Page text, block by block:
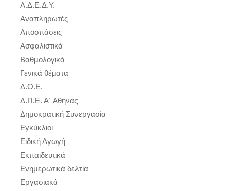
Α.Δ.Ε.Δ.Υ.
Αναπληρωτές
Αποσπάσεις
Ασφαλιστικά
Βαθμολογικά
Γενικά θέματα
Δ.Ο.Ε.
Δ.Π.Ε. Α΄ Αθήνας
Δημοκρατική Συνεργασία
Εγκύκλιοι
Ειδική Αγωγή
Εκπαιδευτικά
Ενημερωτικά δελτία
Εργασιακά